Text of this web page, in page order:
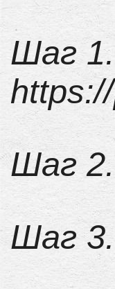
Шаг
Шаг
Шаг